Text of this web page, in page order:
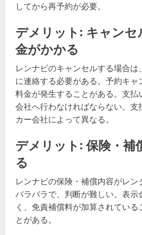
してから再予約が必要。
デメリット: キャンセ
金がかかる
レンナビのキャンセルする場合
に連絡する必要がある。予約キャ
料金が発生することがある。支払
会社へ行わなければならない。支
カー会社によって異なる。
デメリット: 保険・補
る
レンナビの保険・補償内容がレン
バラバラで、判断が難しい。表示
く、免責補償料が加算されている
とがある。